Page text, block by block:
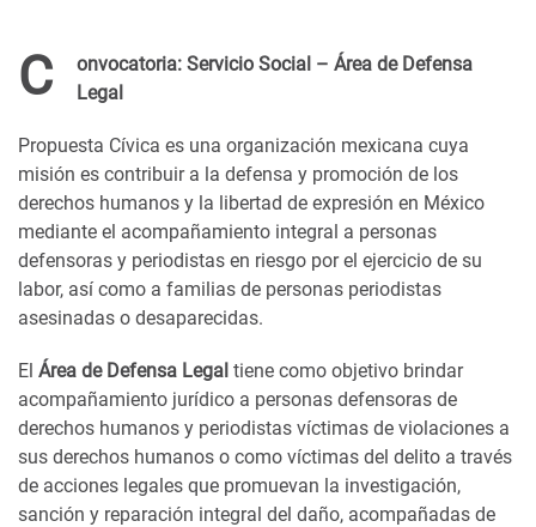
C
onvocatoria: Servicio Social – Área de Defensa
Legal
Propuesta Cívica es una organización mexicana cuya
misión es contribuir a la defensa y promoción de los
derechos humanos y la libertad de expresión en México
mediante el acompañamiento integral a personas
defensoras y periodistas en riesgo por el ejercicio de su
labor, así como a familias de personas periodistas
asesinadas o desaparecidas.
El Área de Defensa Legal tiene como objetivo brindar
acompañamiento jurídico a personas defensoras de
derechos humanos y periodistas víctimas de violaciones a
sus derechos humanos o como víctimas del delito a través
de acciones legales que promuevan la investigación,
sanción y reparación integral del daño, acompañadas de